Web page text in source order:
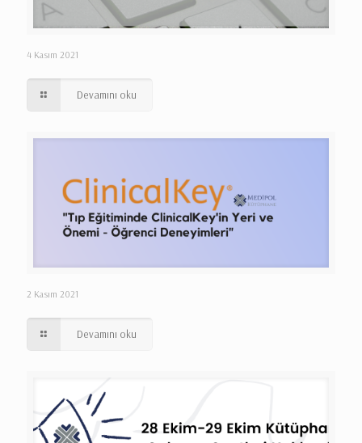
4 Kasım 2021
Devamını oku
2 Kasım 2021
Devamını oku